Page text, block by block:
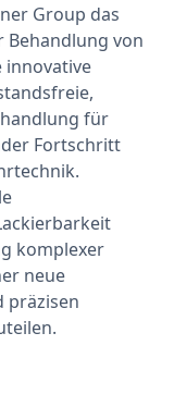
Group das
Behandlung von
innovative
für
Fortschritt
komplexer
neue
präzisen